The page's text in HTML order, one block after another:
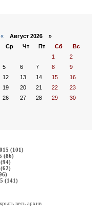
« Август 2026 »
Ср Чт Пт Сб
Вс
1
2
5 6 7 8
9
12 13 14 15
16
19 20 21 22
23
26 27 28 29
30
(101)
(86)
(141)
весь архив